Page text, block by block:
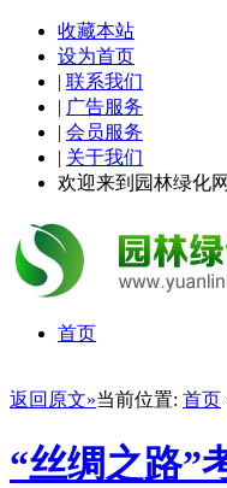
收藏本站
设为首页
| 联系我们
| 广告服务
| 会员服务
| 关于我们
欢迎来到园林绿化网
首页
返回原文»当前位置: 首页
“丝绸之路”